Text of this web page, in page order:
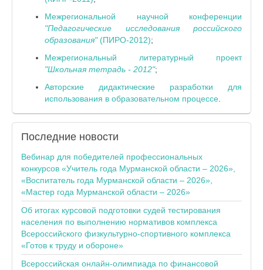
Межрегиональной научной конференции
"Педагогические исследования российского
образования"(ПИРО-2012);
Межрегиональный литературный проект
"Школьная тетрадь - 2012";
Авторские дидактические разработки для
использования в образовательном процессе
Последние новости
Вебинар для победителей профессиональных
конкурсов «Учитель года Мурманской области – 2026»,
«Воспитатель года Мурманской области – 2026»,
«Мастер года Мурманской области – 2026»
Об итогах курсовой подготовки судей тестирования
населения по выполнению нормативов комплекса
Всероссийского физкультурно-спортивного комплекса
«Готов к труду и обороне»
Всероссийская онлайн-олимпиада по финансовой